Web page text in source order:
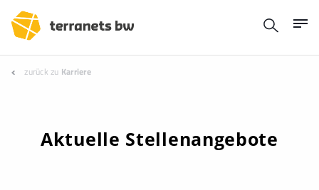
zurück zu Karriere
Aktuelle Stellenangebote